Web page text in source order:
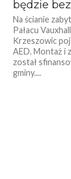
będzie
Na ścianie
Pałacu
Krzeszowic
AED. Montaż i
został
gminy....